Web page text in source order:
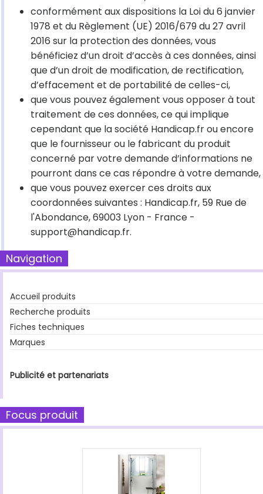
conformément aux dispositions la Loi du 6 janvier
1978 et du Règlement (UE) 2016/679 du 27 avril
2016 sur la protection des données, vous
bénéficiez d’un droit d’accès à ces données, ainsi
que d’un droit de modification, de rectification,
d’effacement et de portabilité de celles-ci,
que vous pouvez également vous opposer à tout
traitement de ces données, ce qui implique
cependant que la société Handicap.fr ou encore
que le fournisseur ou le fabricant du produit
concerné par votre demande d’informations ne
pourront dans ce cas répondre à votre demande,
que vous pouvez exercer ces droits aux
coordonnées suivantes : Handicap.fr, 59 Rue de
l'Abondance, 69003 Lyon - France -
support@handicap.fr.
Navigation
Accueil produits
Recherche produits
Fiches techniques
Marques
Publicité et partenariats
Focus produit